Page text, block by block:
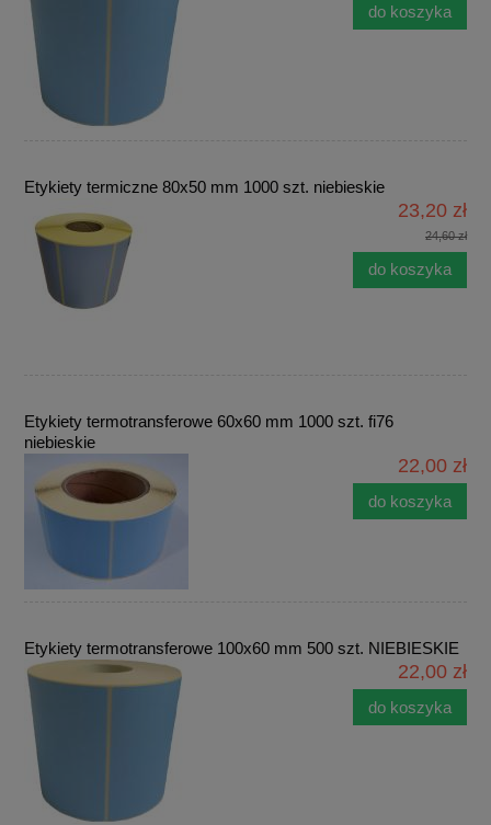
do koszyka
Etykiety termiczne 80x50 mm 1000 szt. niebieskie
23,20 zł
24,60 zł
do koszyka
Etykiety termotransferowe 60x60 mm 1000 szt. fi76
niebieskie
22,00 zł
do koszyka
Etykiety termotransferowe 100x60 mm 500 szt. NIEBIESKIE
22,00 zł
do koszyka